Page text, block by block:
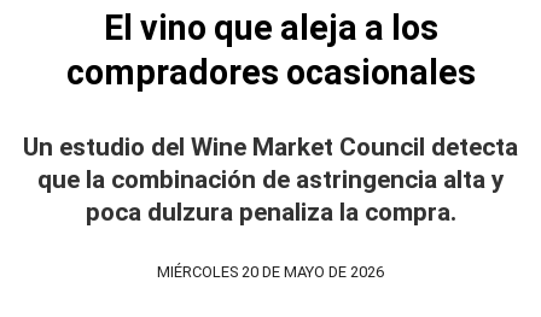
El vino que aleja a los
compradores ocasionales
Un estudio del Wine Market Council detecta
que la combinación de astringencia alta y
poca dulzura penaliza la compra.
MIÉRCOLES 20 DE MAYO DE 2026